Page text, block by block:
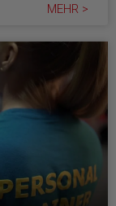
MEHR >